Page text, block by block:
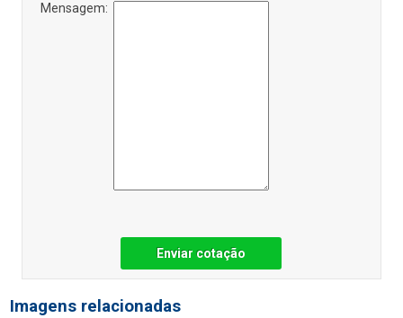
Mensagem:
Enviar cotação
Imagens relacionadas